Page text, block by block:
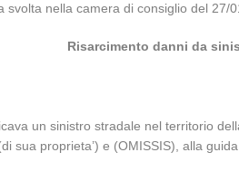
svolta nella camera di consiglio del 27/
Risarcimento danni da
un sinistro stradale nel territorio
sua proprieta’) e (OMISSIS), alla